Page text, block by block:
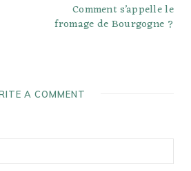
Comment s’appelle le
fromage de Bourgogne ?
A COMMENT